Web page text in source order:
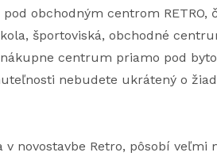
obchodným centrom RETRO,
športoviská, obchodné
centrum priamo pod
nebudete ukrátený o
v novostavbe Retro, pôsobí veľmi